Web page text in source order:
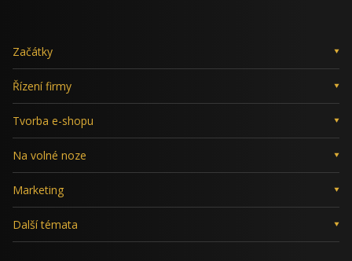
Začátky
Řízení firmy
Tvorba e-shopu
Na volné noze
Marketing
Další témata